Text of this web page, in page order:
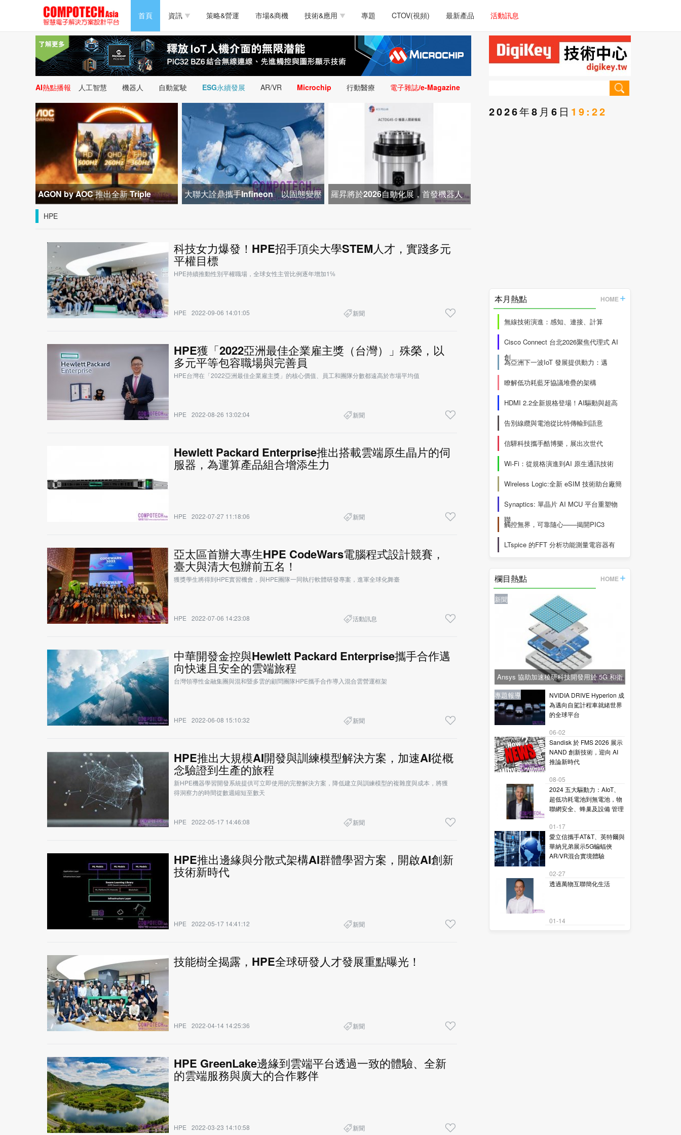
首頁 資訊
半導體/零組件 測試量測
PC/周邊 軟體/工具 醫療電子
新能源 人工智慧 安防監控
策略&營運 市場&商機 技術&應用
電源技術
醫療電子 通訊&網路
類比技術 LED/照明技術 微處理器/微控制器
嵌入技術 感測技術
智慧型視覺影像/監
專題 CTOV(視頻) 最新產品 活動訊息
半導體/零組件 測試量測 通訊/網路
PC/周邊 軟體/工具 醫療電子
新能源 人工智慧 安防監控
智慧設計 汽車電子/車載系統
醫療電子 通訊&網路 介面技術
類比技術 LED/照明技術 微處理器/微控制器
嵌入技術 感測技術 量測儀器
智慧型視覺影像/監
控技術
AI熱點播報 人工智慧 機器人 自動駕駛 ESG永續發展 AR/VR Microchip 行動醫療 電子雜誌/e-Magazine
AGON by AOC 推出全新 Triple
Refresh Rate 電競顯示器
大聯大詮鼎攜手Infineon 以固態變壓
羅昇將於2026自動化展，首發機器人
HPE
科技女力爆發！HPE招手頂尖大學STEM人才，實踐多元
平權目標
HPE持續推動性別平權職場，全球女性主管比例逐年增加1℅
HPE 2022-09-06 14:01:05 新聞
HPE獲「2022亞洲最佳企業雇主獎（台灣）」殊榮，以
多元平等包容職場與完善員
HPE台灣在「2022亞洲最佳企業雇主獎」的核心價值、員工和團隊分數都遠高於市場平均值
HPE 2022-08-26 13:02:04 新聞
Hewlett Packard Enterprise推出搭載雲端原生晶片的伺
服器，為運算產品組合增添生力
HPE 2022-07-27 11:18:06 新聞
亞太區首辦大專生HPE CodeWars電腦程式設計競賽，
臺大與清大包辦前五名！
獲獎學生將得到HPE實習機會，與HPE團隊一同執行軟體研發專案，進軍全球化舞臺
HPE 2022-07-06 14:23:08 活動訊息
中華開發金控與Hewlett Packard Enterprise攜手合作邁
向快速且安全的雲端旅程
台灣領導性金融集團與混和暨多雲的顧問團隊HPE攜手合作導入混合雲營運框架
HPE 2022-06-08 15:10:32 新聞
HPE推出大規模AI開發與訓練模型解決方案，加速AI從概
念驗證到生產的旅程
新HPE機器學習開發系統提供可立即使用的完整解決方案，降低建立與訓練模型的複雜度與成本，將獲
得洞察力的時間從數週縮短至數天
HPE 2022-05-17 14:46:08 新聞
HPE推出邊緣與分散式架構AI群體學習方案，開啟AI創新
技術新時代
HPE 2022-05-17 14:41:12 新聞
技能樹全揭露，HPE全球研發人才發展重點曝光！
HPE 2022-04-14 14:25:36 新聞
HPE GreenLake邊緣到雲端平台透過一致的體驗、全新
的雲端服務與廣大的合作夥伴
HPE 2022-03-23 14:10:58 新聞
2026年8月6日 19:22
本月熱點 HOME
無線技術演進：感知、連接、計算
Cisco Connect 台北2026聚焦代理式 AI
創
為亞洲下一波IoT 發展提供動力：邁
瞭解低功耗藍牙協議堆疊的架構
HDMI 2.2全新規格登場！AI驅動與超高
告別線纜與電池從比特傳輸到語意
信驊科技攜手酷博樂，展出次世代
Wi-Fi：從規格演進到AI 原生通訊技術
Wireless Logic:全新 eSIM 技術助台廠簡
Synaptics: 單晶片 AI MCU 平台重塑物
聯
觸控無界，可靠隨心——揭開PIC3
LTspice 的FFT 分析功能測量電容器有
欄目熱點 HOME
新聞
Ansys 協助加速稜研科技開發用於 5G 和衛
星通訊的下一代毫米波技術
新聞
NVIDIA DRIVE Hyperion 成
為邁向自駕計程車就緒世界
的全球平台
06-02
新聞
Sandisk 於 FMS 2026 展示
NAND 創新技術，迎向 AI
推論新時代
08-05
專題報導
2024 五大驅動力：AIoT、
超低功耗電池到無電池，物
聯網安全、蜂巢及設備 管理
01-17
新聞
愛立信攜手AT&T、英特爾與
華納兄弟展示5G蝙蝠俠
AR/VR混合實境體驗
02-27
專題報導
透過萬物互聯簡化生活
01-14